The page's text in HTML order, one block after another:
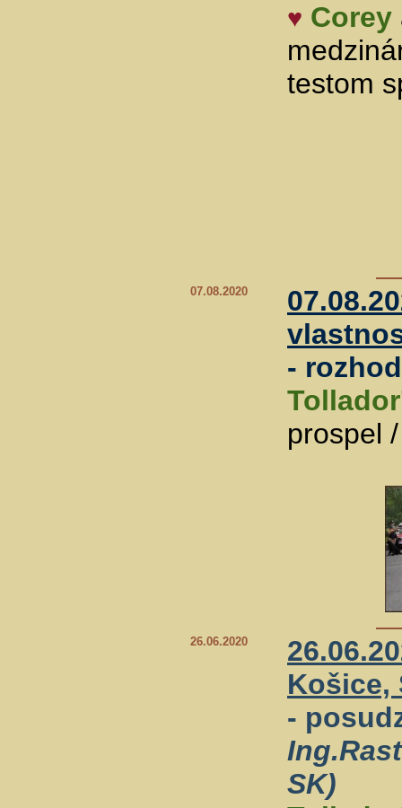
♥ Corey
testom
07.08.2020
-
prospel
26.06.2020
Košice,
-
SK)